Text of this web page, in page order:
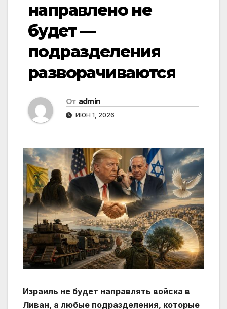
направлено не
будет —
подразделения
разворачиваются
От admin
ИЮН 1, 2026
Израиль не будет направлять войска в
Ливан, а любые подразделения, которые